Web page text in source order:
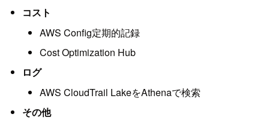
コスト
AWS Config定期的記録
Cost Optimization Hub
ログ
AWS CloudTrail LakeをAthenaで検索
その他